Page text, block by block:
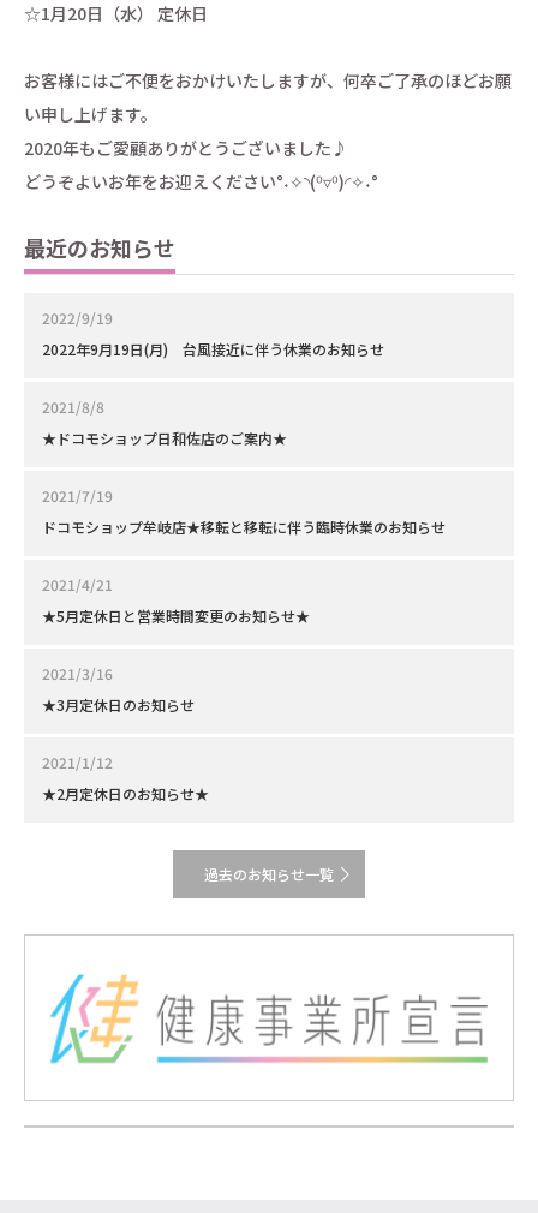
☆1月20日（水） 定休日
お客様にはご不便をおかけいたしますが、何卒ご了承のほどお願
い申し上げます。
2020年もご愛顧ありがとうございました♪
どうぞよいお年をお迎えください°˖✧◝(⁰▿⁰)◜✧˖°
最近のお知らせ
2022/9/19
2022年9月19日(月) 台風接近に伴う休業のお知らせ
2021/8/8
★ドコモショップ日和佐店のご案内★
2021/7/19
ドコモショップ牟岐店★移転と移転に伴う臨時休業のお知らせ
2021/4/21
★5月定休日と営業時間変更のお知らせ★
2021/3/16
★3月定休日のお知らせ
2021/1/12
★2月定休日のお知らせ★
過去のお知らせ一覧